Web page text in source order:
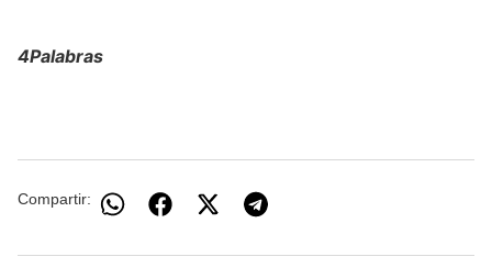
4Palabras
Compartir: